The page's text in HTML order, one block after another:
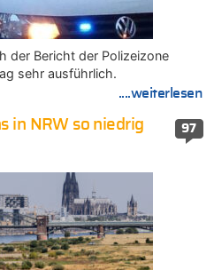
der Bericht der Polizeizone
sehr ausführlich.
....weiterlesen
97
in NRW so niedrig